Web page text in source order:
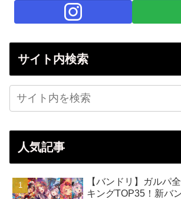
サイト内検索
人気記事
【バンドリ】ガルパ
キングTOP35！新バ